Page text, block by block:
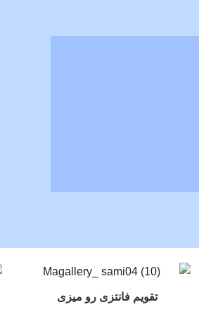
تقویم فانتزی رو میزی